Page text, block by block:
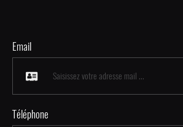
Email
Téléphone